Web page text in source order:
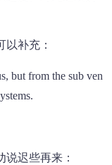
补充：
but from the sub ven
迟些再来：